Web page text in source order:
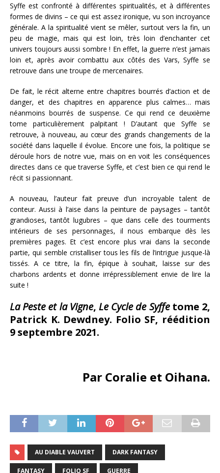
Syffe est confronté à différentes spiritualités, et à différentes
formes de divins – ce qui est assez ironique, vu son incroyance
générale. A la spiritualité vient se mêler, surtout vers la fin, un
peu de magie, mais qui est loin, très loin d’enchanter cet
univers toujours aussi sombre ! En effet, la guerre n’est jamais
loin et, après avoir combattu aux côtés des Vars, Syffe se
retrouve dans une troupe de mercenaires.
De fait, le récit alterne entre chapitres bourrés d’action et de
danger, et des chapitres en apparence plus calmes… mais
néanmoins bourrés de suspense. Ce qui rend ce deuxième
tome particulièrement palpitant ! D’autant que Syffe se
retrouve, à nouveau, au cœur des grands changements de la
société dans laquelle il évolue. Encore une fois, la politique se
déroule hors de notre vue, mais on en voit les conséquences
directes dans ce que traverse Syffe, et c’est bien ce qui rend le
récit si passionnant.
A nouveau, l’auteur fait preuve d’un incroyable talent de
conteur. Aussi à l’aise dans la peinture de paysages – tantôt
grandioses, tantôt lugubres – que dans celle des tourments
intérieurs de ses personnages, il nous embarque dès les
premières pages. Et c’est encore plus vrai dans la seconde
partie, qui semble cristalliser tous les fils de l’intrigue jusque-là
tissés. A ce titre, la fin, épique à souhait, laisse sur des
charbons ardents et donne irrépressiblement envie de lire la
suite !
La Peste et la Vigne,Le Cycle de Syffetome 2,
Patrick K. Dewdney. Folio SF, réédition
9 septembre 2021.
Par Coralie et Oihana.
AU DIABLE VAUVERT DARK FANTASY
FANTASY FOLIO SF GUERRE